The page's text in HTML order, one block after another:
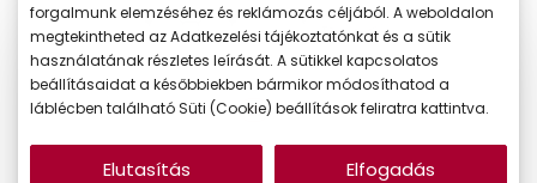
forgalmunk elemzéséhez és reklámozás céljából. A weboldalon
megtekintheted az Adatkezelési tájékoztatónkat és a sütik
használatának részletes leírását. A sütikkel kapcsolatos
beállításaidat a későbbiekben bármikor módosíthatod a
láblécben található Süti (Cookie) beállítások feliratra kattintva.
Elutasítás Elfogadás